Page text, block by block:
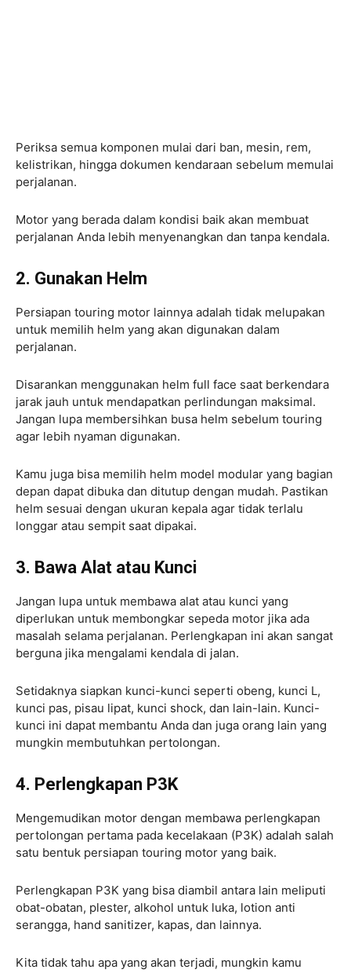
Periksa semua komponen mulai dari ban, mesin, rem,
kelistrikan, hingga dokumen kendaraan sebelum memulai
perjalanan.
Motor yang berada dalam kondisi baik akan membuat
perjalanan Anda lebih menyenangkan dan tanpa kendala.
2. Gunakan Helm
Persiapan touring motor lainnya adalah tidak melupakan
untuk memilih helm yang akan digunakan dalam
perjalanan.
Disarankan menggunakan helm full face saat berkendara
jarak jauh untuk mendapatkan perlindungan maksimal.
Jangan lupa membersihkan busa helm sebelum touring
agar lebih nyaman digunakan.
Kamu juga bisa memilih helm model modular yang bagian
depan dapat dibuka dan ditutup dengan mudah. Pastikan
helm sesuai dengan ukuran kepala agar tidak terlalu
longgar atau sempit saat dipakai.
3. Bawa Alat atau Kunci
Jangan lupa untuk membawa alat atau kunci yang
diperlukan untuk membongkar sepeda motor jika ada
masalah selama perjalanan. Perlengkapan ini akan sangat
berguna jika mengalami kendala di jalan.
Setidaknya siapkan kunci-kunci seperti obeng, kunci L,
kunci pas, pisau lipat, kunci shock, dan lain-lain. Kunci-
kunci ini dapat membantu Anda dan juga orang lain yang
mungkin membutuhkan pertolongan.
4. Perlengkapan P3K
Mengemudikan motor dengan membawa perlengkapan
pertolongan pertama pada kecelakaan (P3K) adalah salah
satu bentuk persiapan touring motor yang baik.
Perlengkapan P3K yang bisa diambil antara lain meliputi
obat-obatan, plester, alkohol untuk luka, lotion anti
serangga, hand sanitizer, kapas, dan lainnya.
Kita tidak tahu apa yang akan terjadi, mungkin kamu